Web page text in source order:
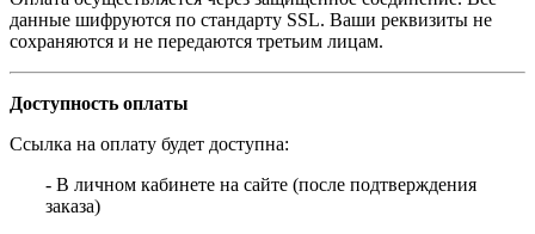
данные шифруются по стандарту SSL. Ваши реквизиты не
сохраняются и не передаются третьим лицам.
Доступность оплаты
Ссылка на оплату будет доступна:
- В личном кабинете на сайте (после подтверждения
заказа)